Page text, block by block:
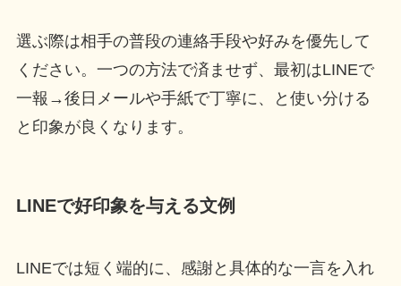
選ぶ際は相手の普段の連絡手段や好みを優先して
ください。一つの方法で済ませず、最初はLINEで
一報→後日メールや手紙で丁寧に、と使い分ける
と印象が良くなります。
LINEで好印象を与える文例
LINEでは短く端的に、感謝と具体的な一言を入れ